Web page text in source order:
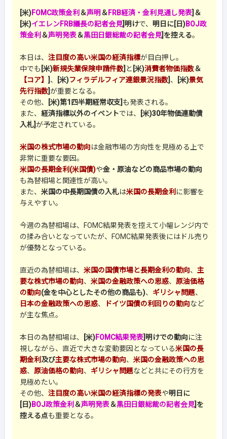
[米)FOMC政策金利 ＆声明 ＆ FRB経済・金利見通し発表]＆
[米)イエレンFRB議長の記者会見]明けで、 明日に[日)BOJ政
策金利 ＆声明発表＆黒田日銀総裁の記者会見]を控える。
本日は、 注目度の高い米国の経済指標が目白押し。
中でも [米)新規失業保険申請件数] と [米)消費者物価指数＆
【コア】 ] 、 [米)フィラデルフィア連銀景況指数] 、 [米)景気
先行指数]が重要となる。
その他、
[米)第1四半期経常収支] も発表される。
また、 経済指標以外のイベントでは、
[米)30年物価連動債
入札]が予定されている。
米国の株式市場の動向は金融市場の方向性を見極める上で
非常に重要な要因。
米国の長期金利(米国債)や金・原油などの商品市場の動向
も為替相場と関連性が高い。
また、 米国の中長期国債の入札は米国の長期金利 に影響を
与えやすい。
今週の為替相場は、FOMC結果発表を控えて小幅レンジ内で
の揉み合いとなっていたが、FOMC結果発表後にはドル売り
が優勢となっている。
直近の為替相場は、 米国の国債市場と長期金利の動向、 主
要な株式市場の動向、 米国の金融政策への思惑、 原油価格
の動向(金を中心としたその他の商品も)、 ギリシャ問題、
日本の金融政策への思惑、 ドイツ国債の利回りの動向など
が主な焦点。
本日の為替相場は、 [米)FOMC結果発表]明けでの動向に注
視しながら、直近で大きな変動要因となっている米国の長
期金利及び主要な株式市場の動向、 米国の金融政策への思
惑、 原油価格の動向、 ギリシャ問題などと共にその行方を
見極めたい。
その他、 注目度の高い米国の経済指標の発表や明日に
[日)BOJ政策金利 ＆声明発表＆黒田日銀総裁の記者会見]を
控える点も重要となる。